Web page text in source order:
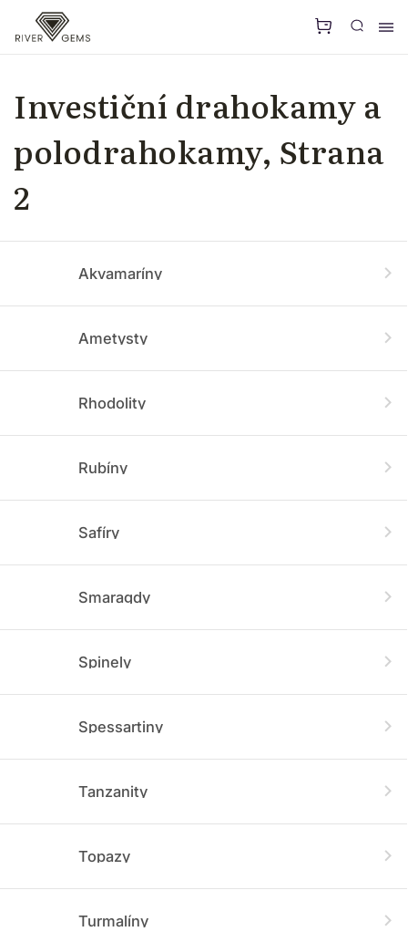
Investiční drahokamy a
polodrahokamy, Strana
2
Akvamaríny
Ametysty
Rhodolity
Rubíny
Safíry
Smaragdy
Spinely
Spessartiny
Tanzanity
Topazy
Turmalíny